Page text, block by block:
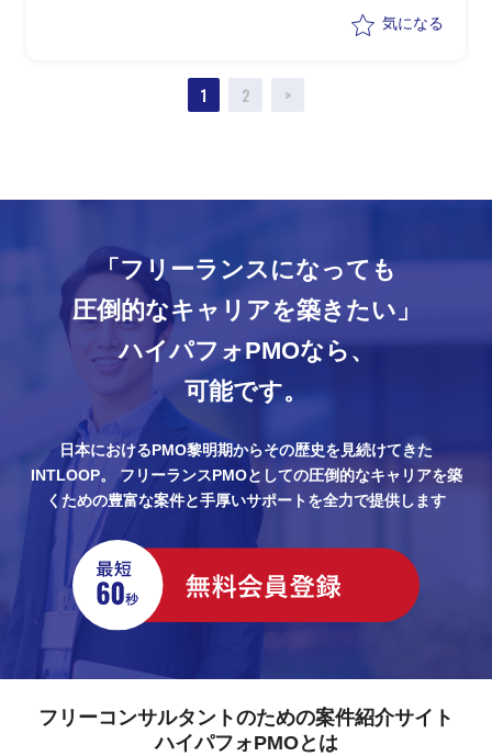
気になる
1 2 >
「フリーランスになっても
圧倒的なキャリアを築きたい」
ハイパフォPMOなら、
可能です。
日本におけるPMO黎明期からその歴史を見続けてきた
INTLOOP。
フリーランスPMOとしての圧倒的なキャリアを築
くための豊富な案件と手厚いサポートを全力で提供します
フリーコンサルタントのための案件紹介サイト
ハイパフォPMOとは